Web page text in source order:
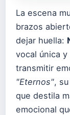
La escena
brazos
dejar huella:
vocal única
transmitir
"Eternos",
que destila
emocional